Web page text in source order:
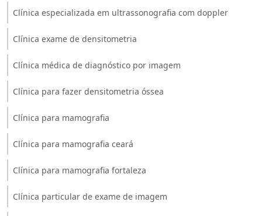
Clínica especializada em ultrassonografia com doppler
Clínica exame de densitometria
Clínica médica de diagnóstico por imagem
Clínica para fazer densitometria óssea
Clínica para mamografia
Clínica para mamografia ceará
Clínica para mamografia fortaleza
Clínica particular de exame de imagem